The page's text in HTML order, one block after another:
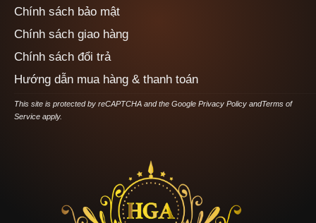
Chính sách bảo mật
Chính sách giao hàng
Chính sách đổi trả
Hướng dẫn mua hàng & thanh toán
This site is protected by reCAPTCHA and the Google Privacy PolicyandTerms of
Serviceapply.